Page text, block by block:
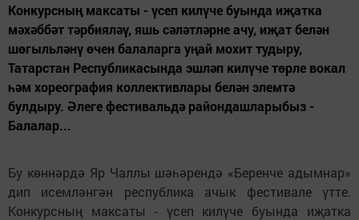
Конкурсның максаты - үсеп килүче буында иҗатка
мәхәббәт тәрбияләү, яшь сәләтләрне ачу, иҗат белән
шөгыльләнү өчен балаларга уңай мохит тудыру,
Татарстан Республикасында эшләп килүче төрле вокал
һәм хореография коллективлары белән элемтә
булдыру. Әлеге фестивальдә райондашларыбыз -
Балалар...
Бу көннәрдә Яр Чаллы шәһәрендә «Беренче адымнар»
дип исемләнгән республика ачык фестивале үтте.
Конкурсның максаты - үсеп килүче буында иҗатка